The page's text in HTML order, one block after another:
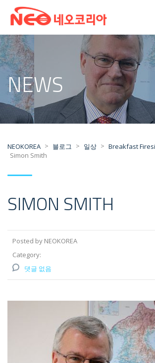
NEWS
NEOKOREA > 블로그 > 일상 > Breakfast
Simon Smith
SIMON SMITH
Posted by NEOKOREA
Category:
댓글 없음